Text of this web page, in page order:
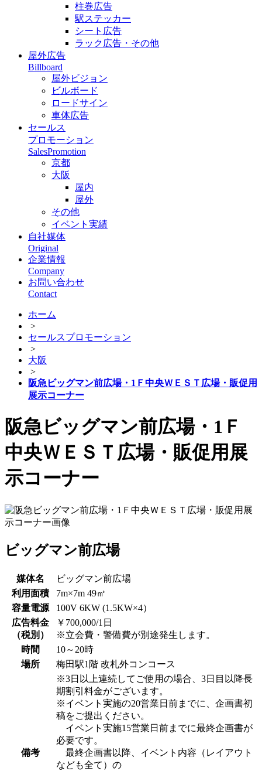
柱巻広告
駅ステッカー
シート広告
ラック広告・その他
屋外広告
Billboard
屋外ビジョン
ビルボード
ロードサイン
車体広告
セールス
プロモーション
SalesPromotion
京都
大阪
屋内
屋外
その他
イベント実績
自社媒体
Original
企業情報
Company
お問い合わせ
Contact
ホーム
>
セールスプロモーション
>
大阪
>
阪急ビッグマン前広場・1Ｆ中央ＷＥＳＴ広場・販促用
展示コーナー
阪急ビッグマン前広場・1Ｆ
中央ＷＥＳＴ広場・販促用展
示コーナー
ビッグマン前広場
媒体名
ビッグマン前広場
利用面積
7m×7m 49㎡
容量電源
100V 6KW (1.5KW×4）
広告料金
（税別）
￥700,000/1日
※立会費・警備費が別途発生します。
時間
10～20時
場所
梅田駅1階 改札外コンコース
備考
※3日以上連続してご使用の場合、3日目以降長
期割引料金がございます。
※イベント実施の20営業日前までに、企画書初
稿をご提出ください。
イベント実施15営業日前までに最終企画書が
必要です。
最終企画書以降、イベント内容（レイアウト
なども全て）の